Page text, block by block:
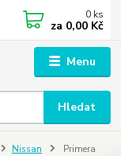
Menu
Hledat
0 ks
za 0,00 Kč
Nissan Primera